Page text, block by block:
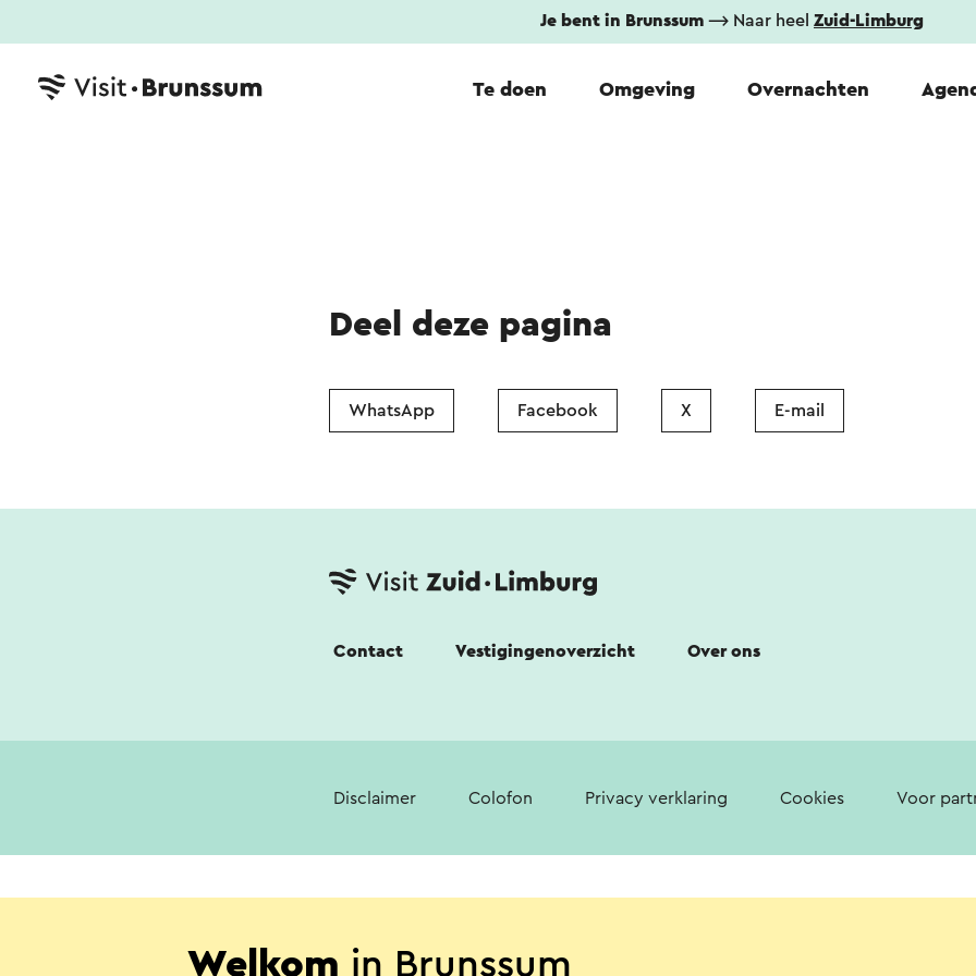
Je bent in Brunssum ⟶ Naar heel Zuid-Limburg
Te doen Omgeving Overnachten
Deel deze pagina
WhatsApp Facebook X E-mail
Contact Vestigingenoverzicht Over ons
Disclaimer Colofon Privacy verklaring Cookies Voor
Welkom in Brunssum